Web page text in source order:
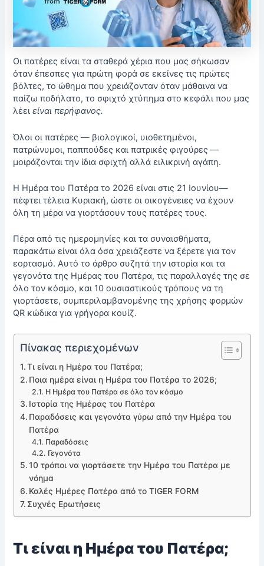
Οι πατέρες είναι τα σταθερά χέρια που μας σήκωσαν
όταν έπεσπες για πρώτη φορά σε εκείνες τις πρώτες
βόλτες, το ώθημα που χρειάζονταν όταν μάθαινα να
παίζω ποδήλατο, το σφιχτό χτύπημα στο κεφάλι που μας
λέειείναι περήφανος.
Όλοι οι πατέρες — βιολογικοί, υιοθετημένοι,
πατρώνυμοι, παππούδες και πατρικές φιγούρες —
μοιράζονται την ίδια σφιχτή αλλά ειλικρινή αγάπη.
Η Ημέρα του Πατέρα το 2026 είναι στις 21 Ιουνίου—
πέφτει τέλεια Κυριακή, ώστε οι οικογένειες να έχουν
όλη τη μέρα να γιορτάσουν τους πατέρες τους.
Πέρα από τις ημερομηνίες και τα συναισθήματα,
παρακάτω είναι όλα όσα χρειάζεστε να ξέρετε για τον
εορτασμό. Αυτό το άρθρο συζητά την ιστορία και τα
γεγονότα της Ημέρας του Πατέρα, τις παραλλαγές της σε
όλο τον κόσμο, και 10 ουσιαστικούς τρόπους να τη
γιορτάσετε, συμπεριλαμβανομένης της χρήσης φορμών
QR κώδικα για γρήγορα κουίζ.
Πίνακας περιεχομένων
Τι είναι η Ημέρα του Πατέρα;
Ποια ημέρα είναι η Ημέρα του Πατέρα το 2026;
Η Ημέρα του Πατέρα σε όλο τον κόσμο
Ιστορία της Ημέρας του Πατέρα
Παραδόσεις και γεγονότα γύρω από την Ημέρα του
Πατέρα
Παραδόσεις
Γεγονότα
10 τρόποι να γιορτάσετε την Ημέρα του Πατέρα με
νόημα
Καλές Ημέρες Πατέρα από το TIGER FORM
Συχνές Ερωτήσεις
Τι είναι η Ημέρα του Πατέρα;